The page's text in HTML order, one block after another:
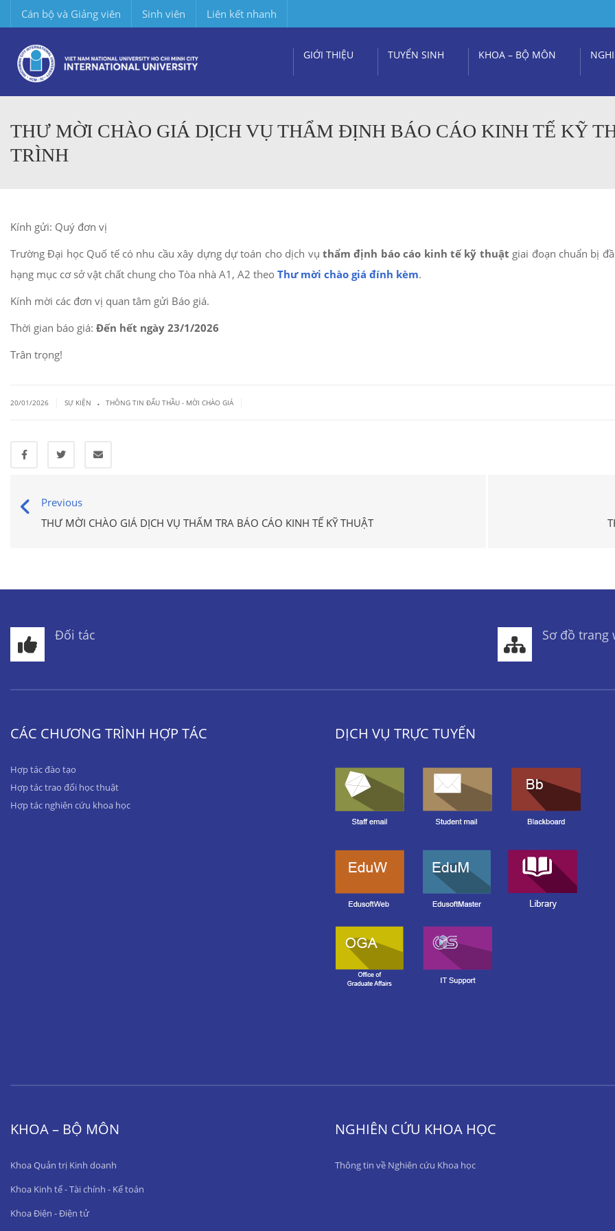
Cán bộ và Giảng viên Sinh viên Liên kết nhanh
GIỚI THIỆU TUYỂN SINH KHOA – BỘ MÔN
THƯ MỜI CHÀO GIÁ DỊCH VỤ THẨM ĐỊNH BÁO CÁO KINH TẾ KỸ
TRÌNH
Kính gửi: Quý đơn vị
Trường Đại học Quố tế có nhu cầu xây dựng dự toán cho dịch vụ thẩm định báo cáo kinh tế kỹ thuật giai đoạn chuẩn bị
hạng mục cơ sở vật chất chung cho Tòa nhà A1, A2 theo Thư mời chào giá đính kèm.
Kính mời các đơn vị quan tâm gửi Báo giá.
Thời gian báo giá: Đến hết ngày 23/1/2026
Trân trọng!
20/01/2026 SỰ KIỆN . THÔNG TIN ĐẤU THẦU - MỜI CHÀO GIÁ
Previous
THƯ MỜI CHÀO GIÁ DỊCH VỤ THẨM TRA BÁO CÁO KINH TẾ KỸ THUẬT
Đối tác Sơ đồ trang
CÁC CHƯƠNG TRÌNH HỢP TÁC
Hợp tác đào tạo
Hợp tác trao đổi học thuật
Hợp tác nghiên cứu khoa học
DỊCH VỤ TRỰC TUYẾN
KHOA – BỘ MÔN
Khoa Quản trị Kinh doanh
Khoa Kinh tế - Tài chính - Kế toán
Khoa Điện - Điện tử
NGHIÊN CỨU KHOA HỌC
Thông tin về Nghiên cứu Khoa học